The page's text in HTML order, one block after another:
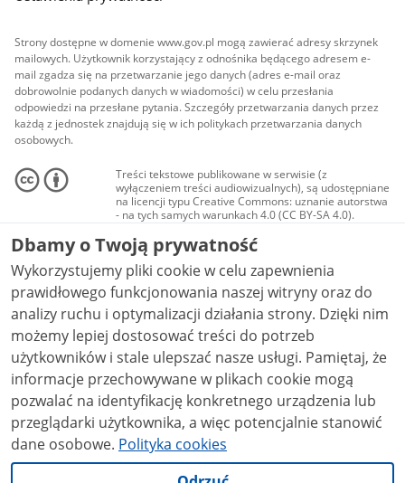
Strony dostępne w domenie www.gov.pl mogą zawierać adresy skrzynek
mailowych. Użytkownik korzystający z odnośnika będącego adresem e-
mail zgadza się na przetwarzanie jego danych (adres e-mail oraz
dobrowolnie podanych danych w wiadomości) w celu przesłania
odpowiedzi na przesłane pytania. Szczegóły przetwarzania danych przez
każdą z jednostek znajdują się w ich politykach przetwarzania danych
osobowych.
Treści tekstowe publikowane w serwisie (z
wyłączeniem treści audiowizualnych), są udostępniane
na licencji typu Creative Commons: uznanie autorstwa
- na tych samych warunkach 4.0 (CC BY-SA 4.0).
Materiały audiowizualne, w tym zdjęcia, materiały
audio i wideo, są udostępniane na licencji typu
Creative Commons: uznanie autorstwa użycie
niekomercyjne - bez utworów zależnych 4.0 (CC BY-
NC-ND 4.0), o ile nie jest to stwierdzone inaczej.
Dbamy o Twoją prywatność
Wykorzystujemy pliki cookie w celu zapewnienia
prawidłowego funkcjonowania naszej witryny oraz do
analizy ruchu i optymalizacji działania strony. Dzięki nim
możemy lepiej dostosować treści do potrzeb
użytkowników i stale ulepszać nasze usługi. Pamiętaj, że
informacje przechowywane w plikach cookie mogą
pozwalać na identyfikację konkretnego urządzenia lub
przeglądarki użytkownika, a więc potencjalnie stanowić
dane osobowe. Polityka cookies